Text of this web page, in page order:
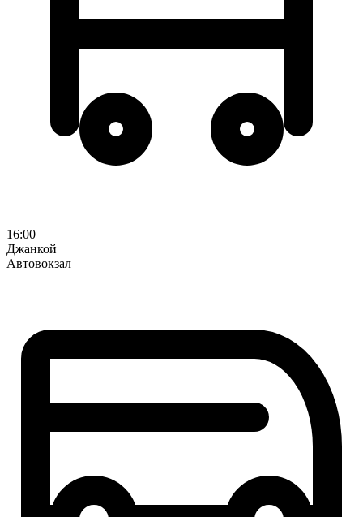
16:00
Джанкой
Автовокзал